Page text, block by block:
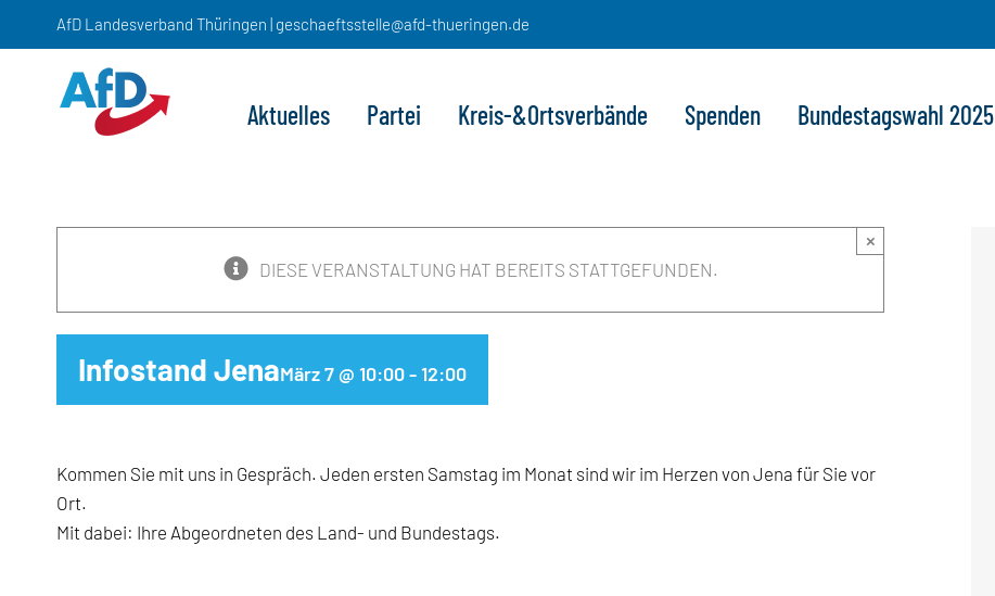
AfD Landesverband Thüringen | geschaeftsstelle@afd-thueringen.de
Aktuelles Partei Kreis-&Ortsverbände Spenden Bundestagswahl 2025
DIESE VERANSTALTUNG HAT BEREITS STATTGEFUNDEN.
×
Infostand JenaMärz 7 @ 10:00-12:00
Kommen Sie mit uns in Gespräch. Jeden ersten Samstag im Monat sind wir im Herzen von Jena für Sie vor
Ort.
Mit dabei: Ihre Abgeordneten des Land- und Bundestags.